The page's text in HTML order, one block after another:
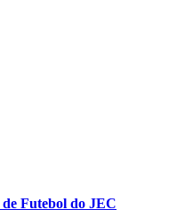
Futebol do JEC